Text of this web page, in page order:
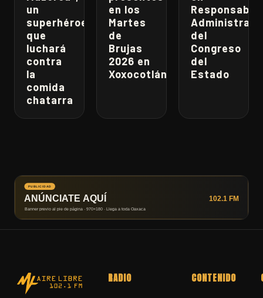
un
superhéroe
que
luchará
contra
la
comida
chatarra
en los
Martes
de
Brujas
2026 en
Xoxocotlán
del
Congreso
del
Estado
RADIO CONTENIDO